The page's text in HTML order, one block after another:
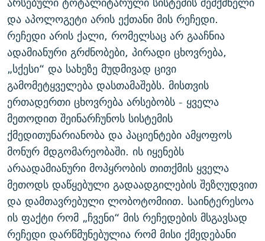
და აპოლოგეტი არის ექთანი მის რეჩედი.
რეჩედი არის ქალი, რომელსაც არ გააჩნია
ადამიანური გრძნობები, პირადი ცხოვრება,
„სქესი“ და სახეზე მუდმივად ცივი
გამომეტყველება დასთამაშებს. მისთვის
ერთადერთი ცხოვრება არსებობს - ყველა
მეთოდით შეინარჩუნოს სისტემის
ქმედითუნარიანობა და პაციენტები ამყოფოს
მონურ მდგომარეობაში. ის იყენებს
არაადამიანური მოპყრობის თითქმის ყველა
მეთოდს დაწყებული გადაადგილების შეზღუდვით
და დამთავრებული ლობოტომიით. საინტერესოა
ის ფაქტი რომ „ჩვენი“ მის რეჩედების მსგავსად
რეჩედი დარწმუნებულია რომ მისი ქმედებანი